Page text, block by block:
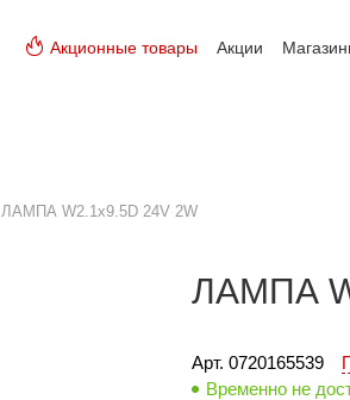
Акционные товары Акции
ЛАМПА W2.1х9.5D 24V 2W
ЛАМПА
Арт. 0720165539
Временно не